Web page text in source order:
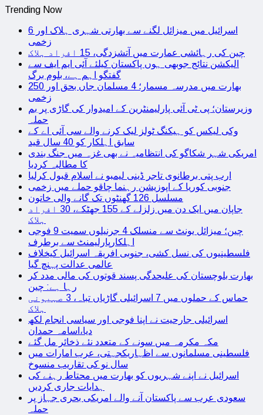
Trending Now
اسرائیل میں میزائل لگنے سے بھارتی شہری ہلاک اور 6
زخمی
چین کی رہائشی عمارت میں آتشزدگی، 15 افراد ہلاک
الیکشن نتائج جوبھی ہوں پاکستان کیلئے آئی ایم ایف سے
گفتگو اہم ہے، بلوم برگ
بھارت میں مدرسہ مسمار؛ 4 مسلمان جاں بحق اور 250
زخمی
وزیرستان؛ پی ٹی آئی پارلیمنٹرین کے امیدوار کی گاڑی پر بم
حملہ
وکی لیکس کو ہیکنگ ٹولز لیک کرنے والے سی آئی اے کے
سابق اہلکار کو 40 سال قید
امریکی شہر شکاگو کی انتظامیہ نے بھی غزہ میں جنگ بندی
کا مطالبہ کردیا
ارب پتی برطانوی تاجر ڈینی لیمبو نے اسلام قبول کرلیا
جنوبی کوریا کے اپوزیشن رہنما چاقو حملے میں زخمی
مسلسل 126 گھنٹوں تک گانے والی خاتون
جاپان میں ایک دن میں زلزلے کے 155 جھٹکے، 30 افراد
ہلاک
چین؛ میزائل یونٹ سے منسلک 4 جرنیلوں سمیت 9 فوجی
اہلکارپارلیمنٹ سے برطرف
فلسطینیوں کی نسل کشی، جنوبی افریقہ اسرائیل کیخلاف
عالمی عدالت پہنچ گیا
بھارت بلوچستان کی علیحدگی پسند قوتوں کی مالی مدد کر
رہا ہے: چین
حماس کے حملوں میں 7 اسرائیلی گاڑیاں تباہ، 3 صہیونی
ہلاک
اسرائیلی جارحیت نے اپنا فوجی اور سیاسی انجام لکھ
دیا،اسامہ حمدان
مکہ مکرمہ میں سونے کے متعدد نئے ذخائر مل گئے
فلسطینی مسلمانوں سے اظہاریکجہتی، عرب امارات میں
سال نو کی تقاریب منسوخ
اسرائیل نے اپنے شہریوں کو بھارت میں محتاط رہنے کی
ہدایات جاری کردیں
سعودی عرب سے پاکستان آنے والے امریکی بحری جہاز پر
حملہ